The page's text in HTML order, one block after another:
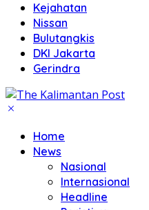
Kejahatan
Nissan
Bulutangkis
DKI Jakarta
Gerindra
Home
News
Nasional
Internasional
Headline